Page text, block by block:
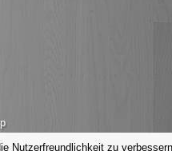
Disclaimer
Nutzerfreundlichkeit zu